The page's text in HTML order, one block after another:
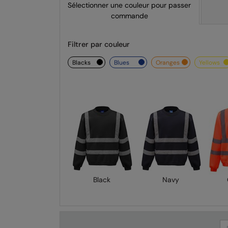
Sélectionner une couleur pour passer
commande
Filtrer par couleur
blacks blues oranges yellows
Black Navy